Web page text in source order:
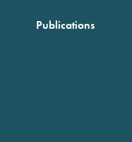
Publications